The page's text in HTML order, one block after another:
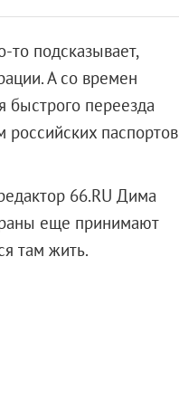
то подсказывает,
А со времен
быстрого переезда
российских паспортов
66.RU Дима
еще принимают
там жить.